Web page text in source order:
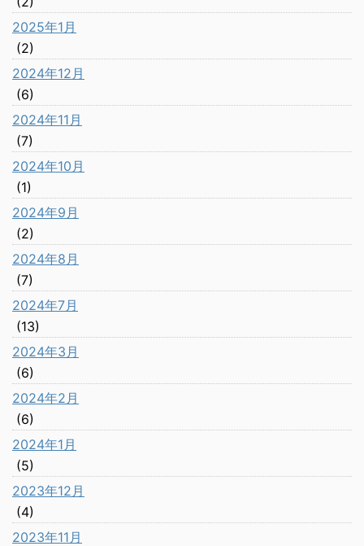
2025年1月
(2)
2024年12月
(6)
2024年11月
(7)
2024年10月
(1)
2024年9月
(2)
2024年8月
(7)
2024年7月
(13)
2024年3月
(6)
2024年2月
(6)
2024年1月
(5)
2023年12月
(4)
2023年11月